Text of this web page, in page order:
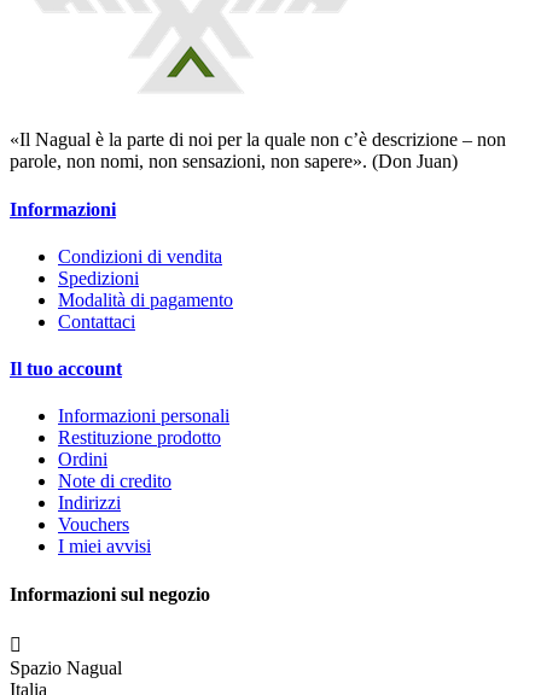
«Il Nagual è la parte di noi per la quale non c’è descrizione – non
parole, non nomi, non sensazioni, non sapere». (Don Juan)
Informazioni
Condizioni di vendita
Spedizioni
Modalità di pagamento
Contattaci
Il tuo account
Informazioni personali
Restituzione prodotto
Ordini
Note di credito
Indirizzi
Vouchers
I miei avvisi
Informazioni sul negozio

Spazio Nagual
Italia